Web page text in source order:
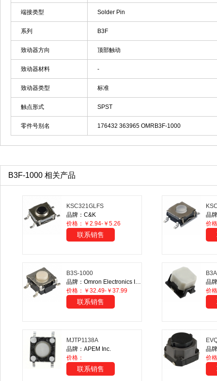
端接类型 Solder Pin
系列 B3F
致动器方向 顶部触动
致动器材料 -
致动器类型 标准
触点形式 SPST
零件号别名 176432 363965 OMRB3F-1000
B3F-1000 相关产品
KSC321GLFS
品牌：C&K
价格：￥2.94-￥5.26
联系销售
品
价
B3S-1000
品牌：Omron Electronics Inc-EMC Div
价格：￥32.49-￥37.99
联系销售
价
MJTP1138A
品牌：APEM Inc.
价格：
联系销售
价